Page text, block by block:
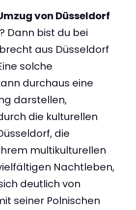
von Düsseldorf
? Dann bist du bei
aus Düsseldorf
solche
durchaus eine
darstellen,
die kulturellen
die
multikulturellen
Nachtleben,
deutlich von
seiner Polnischen